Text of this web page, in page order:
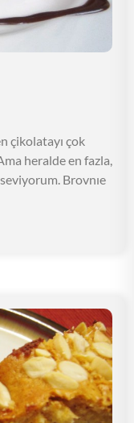
çikolatayı çok
heralde en fazla,
Brovnıe